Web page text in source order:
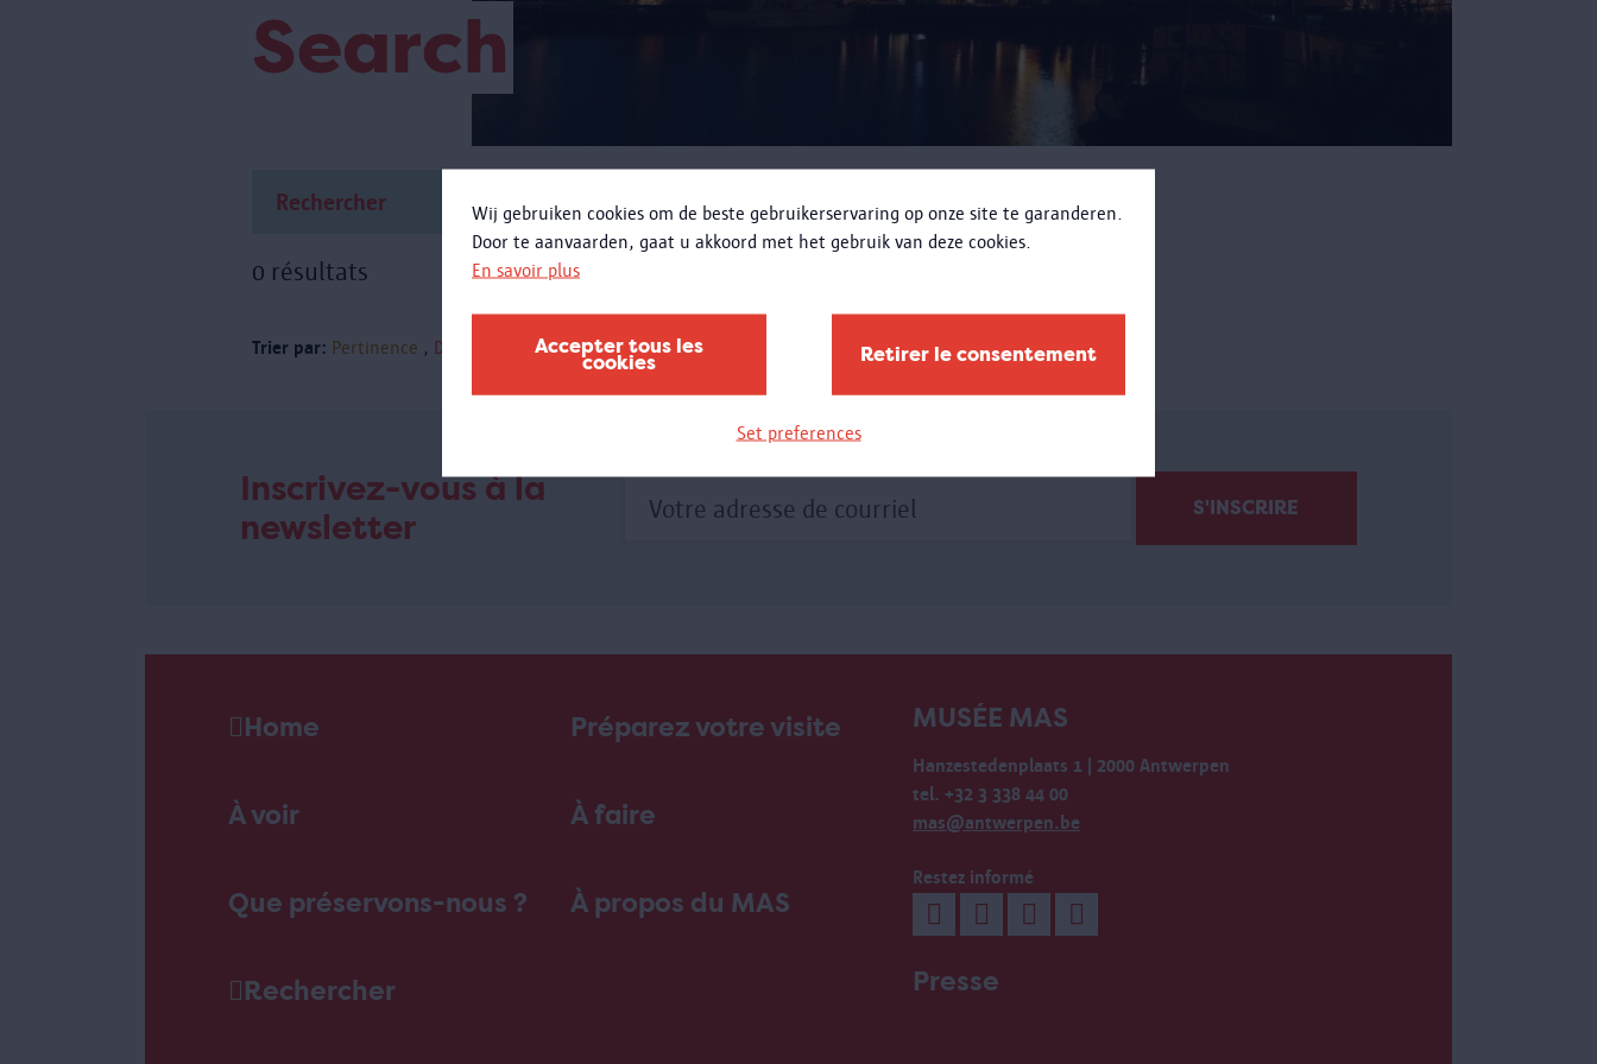
Wij gebruiken cookies om de beste gebruikerservaring op onze site te garanderen.
Door te aanvaarden, gaat u akkoord met het gebruik van deze cookies.
En savoir plus
Accepter tous les
cookies Retirer le consentement
Set preferences
Search
0 résultats
Trier par: Pertinence Date
Inscrivez-vous à la
newsletter
Home Préparez votre visite
À voir À faire
Que préservons-nous ? À propos du MAS
Rechercher
MUSÉE MAS
Hanzestedenplaats 1 | 2000 Antwerpen
tel. +32 3 338 44 00
mas@antwerpen.be
Restez informé
Presse